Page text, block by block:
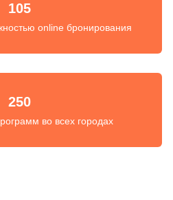
105
online бронирования
250
во всех городах